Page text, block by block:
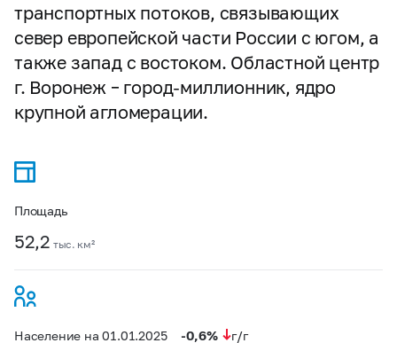
транспортных потоков, связывающих
север европейской части России с югом, а
также запад с востоком. Областной центр
г. Воронеж – город-миллионник, ядро
крупной агломерации.
Площадь
52,2 тыс. км²
Население на 01.01.2025 -0,6% г/г